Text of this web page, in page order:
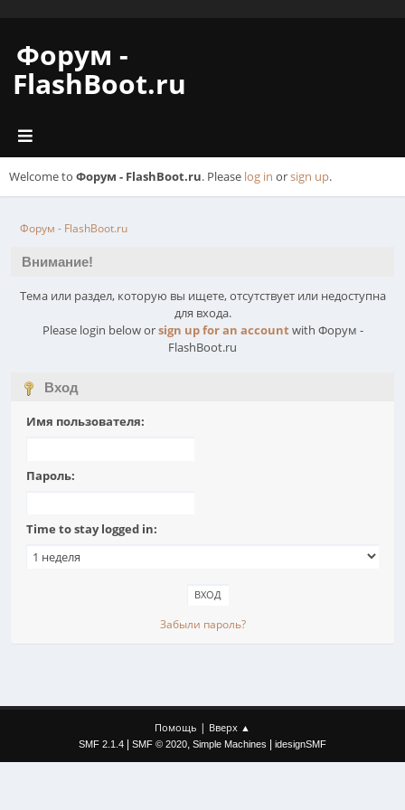
Форум -
FlashBoot.ru
Welcome to Форум - FlashBoot.ru. Please log in orsign up.
Форум - FlashBoot.ru
Внимание!
Тема или раздел, которую вы ищете, отсутствует или недоступна
для входа.
Please login below orsign up for an accountwith Форум -
FlashBoot.ru
Вход
Имя пользователя:
Пароль:
Time to stay logged in:
Забыли пароль?
Помощь | Вверх ▲
SMF 2.1.4 SMF © 2020, Simple Machines idesignSMF